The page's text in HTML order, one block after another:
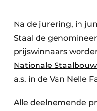
Na de jurering, in
Staal de
prijswinnaars
Nationale
a.s. in de Van Nelle
Alle deelnemende